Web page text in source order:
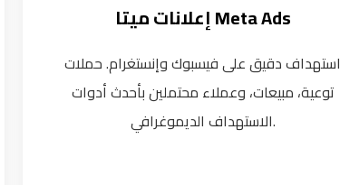
إعلانات ميتا Meta Ads
استهداف دقيق على فيسبوك وإنستغرام. حملات
توعية، مبيعات، وعملاء محتملين بأحدث أدوات
الاستهداف الديموغرافي.